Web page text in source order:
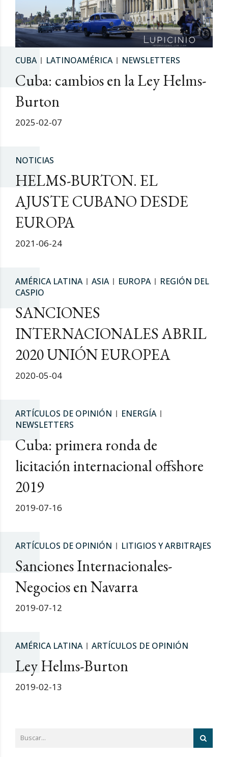
CUBA LATINOAMÉRICA NEWSLETTERS
Cuba: cambios en la Ley Helms-
Burton
2025-02-07
NOTICIAS
HELMS-BURTON. EL
AJUSTE CUBANO DESDE
EUROPA
2021-06-24
AMÉRICA LATINA ASIA EUROPA
REGIÓN DEL
CASPIO
SANCIONES
INTERNACIONALES ABRIL
2020 UNIÓN EUROPEA
2020-05-04
ARTÍCULOS DE OPINIÓN
ENERGÍA
NEWSLETTERS
Cuba: primera ronda de
licitación internacional offshore
2019
2019-07-16
ARTÍCULOS DE OPINIÓN LITIGIOS Y ARBITRAJES
Sanciones Internacionales-
Negocios en Navarra
2019-07-12
AMÉRICA LATINA ARTÍCULOS DE OPINIÓN
Ley Helms-Burton
2019-02-13